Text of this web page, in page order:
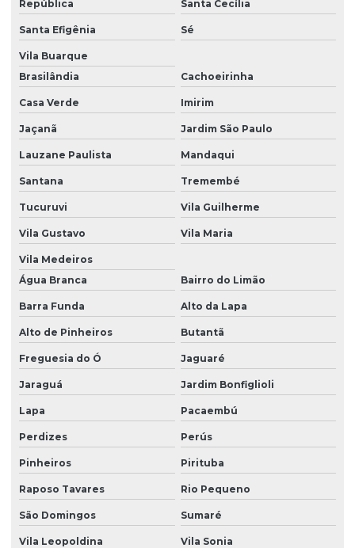
Destinação de resíduos sólidos
Destinação de resíduos sólidos em são paulo
Diagnóstico ambiental
Diagnóstico ambiental prévio
Eia rima licença prévia
Eia rima preço
Emissão de cadri
Emissão de cadri em são paulo
Emissão de mtr
Emissão mtr cetesb
Empresa de auditoria ambiental
Empresa de auditoria ambiental em são paulo
Empresa de cadri
Empresa de destinação de resíduos
Empresa de gerenciamento de resíduos
Empresa de gestão de resíduos sólidos
República Santa Cecília
Santa Efigênia Sé
Vila Buarque
Brasilândia
Cachoeirinha
Casa Verde Imirim
Jaçanã Jardim São Paulo
Lauzane Paulista Mandaqui
Santana Tremembé
Tucuruvi Vila Guilherme
Vila Gustavo Vila Maria
Vila Medeiros
Água Branca
Bairro do Limão
Barra Funda Alto da Lapa
Alto de Pinheiros Butantã
Freguesia do Ó Jaguaré
Jaraguá Jardim Bonfiglioli
Lapa Pacaembú
Perdizes Perús
Pinheiros Pirituba
Raposo Tavares Rio Pequeno
São Domingos Sumaré
Vila Leopoldina
Vila Sonia